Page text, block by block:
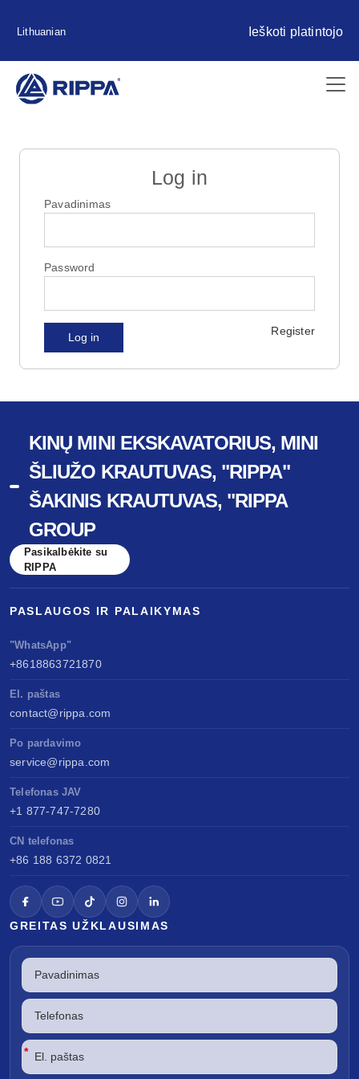
Lithuanian Ieškoti platintojo
Log in
Pavadinimas
Password
Register
KINŲ MINI EKSKAVATORIUS, MINI
ŠLIUŽO KRAUTUVAS, "RIPPA"
ŠAKINIS KRAUTUVAS, "RIPPA
GROUP
Pasikalbėkite su
RIPPA
PASLAUGOS IR PALAIKYMAS
"WhatsApp"
+8618863721870
El. paštas
contact@rippa.com
Po pardavimo
service@rippa.com
Telefonas JAV
+1 877-747-7280
CN telefonas
+86 188 6372 0821
GREITAS UŽKLAUSIMAS
*